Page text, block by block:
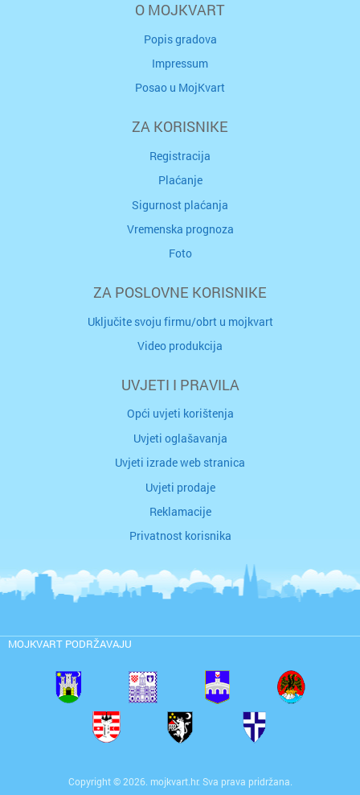
O MOJKVART
Popis gradova
Impressum
Posao u MojKvart
ZA KORISNIKE
Registracija
Plaćanje
Sigurnost plaćanja
Vremenska prognoza
Foto
ZA POSLOVNE KORISNIKE
Uključite svoju firmu/obrt u mojkvart
Video produkcija
UVJETI I PRAVILA
Opći uvjeti korištenja
Uvjeti oglašavanja
Uvjeti izrade web stranica
Uvjeti prodaje
Reklamacije
Privatnost korisnika
MOJKVART PODRŽAVAJU
Copyright © 2026. mojkvart.hr. Sva prava pridržana.